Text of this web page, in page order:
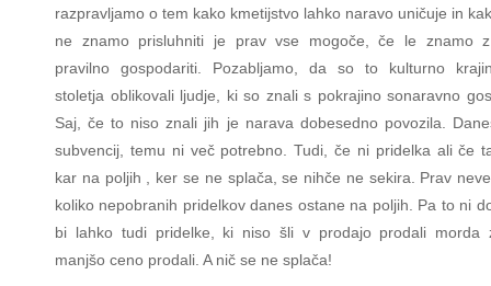
razpravljamo o tem kako kmetijstvo lahko naravo uničuje in
ne znamo prisluhniti je prav vse mogoče, če le znamo
pravilno gospodariti. Pozabljamo, da so to kulturno
stoletja oblikovali ljudje, ki so znali s pokrajino sonaravno
Saj, če to niso znali jih je narava dobesedno povozila.
subvencij, temu ni več potrebno. Tudi, če ni pridelka ali če
kar na poljih , ker se ne splača, se nihče ne sekira. Prav
koliko nepobranih pridelkov danes ostane na poljih. Pa to ni
bi lahko tudi pridelke, ki niso šli v prodajo prodali morda
manjšo ceno prodali. A nič se ne splača!